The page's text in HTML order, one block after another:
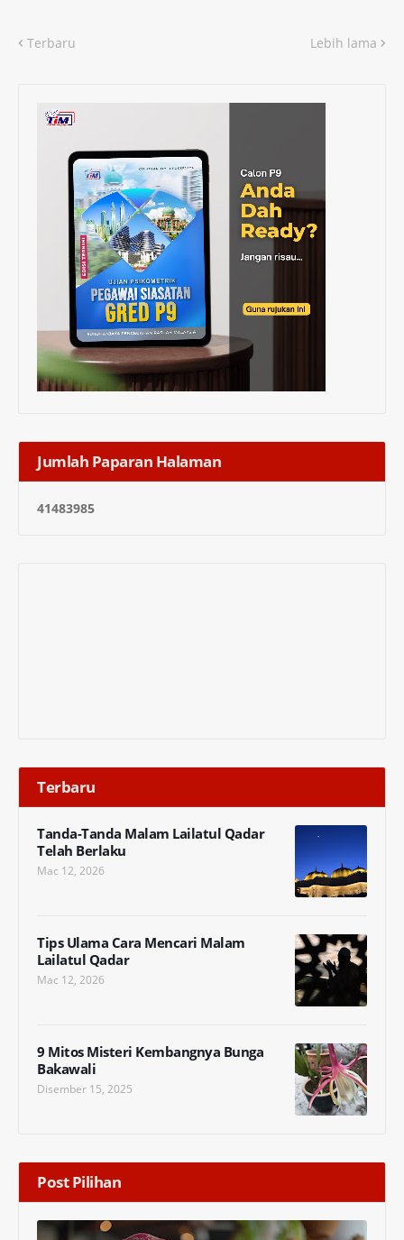
Terbaru Lebih lama
Jumlah Paparan Halaman
41483985
Terbaru
Tanda-Tanda Malam Lailatul Qadar
Telah Berlaku
Mac 12, 2026
Tips Ulama Cara Mencari Malam
Lailatul Qadar
Mac 12, 2026
9 Mitos Misteri Kembangnya Bunga
Bakawali
Disember 15, 2025
Post Pilihan